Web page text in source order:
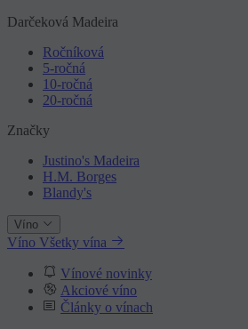
Darčeková Madeira
Ročníková
5-ročná
10-ročná
20-ročná
Značky
Justino's Madeira
H.M. Borges
Blandy's
Víno
Víno Všetky vína
Vínové novinky
Akciové víno
Články o vínach